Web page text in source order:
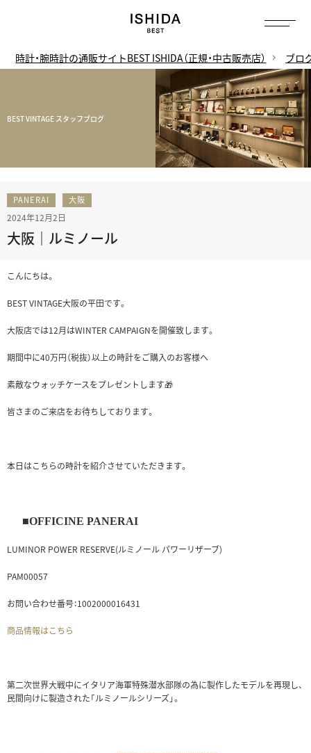
時計・腕時計の通販サイトBEST ISHIDA（正規・中古販売店） ブロ
BEST VINTAGE スタッフブログ
PANERAI 大阪
2024年12月2日
大阪｜ルミノール
こんにちは。
BEST VINTAGE大阪の平田です。
大阪店では12月はWINTER CAMPAIGNを開催致します。
期間中に40万円（税抜）以上の時計をご購入のお客様へ
素敵なウォッチケースをプレゼントします🎁
皆さまのご来店をお待ちしております。
本日はこちらの時計を紹介させていただきます。
■OFFICINE PANERAI
LUMINOR POWER RESERVE(ルミノール パワーリザーブ)
PAM00057
お問い合わせ番号：1002000016431
商品情報はこちら
第二次世界大戦中にイタリア海軍特殊潜水部隊の為に製作したモデルを再現し、
民間向けに製造された「ルミノールシリーズ」。